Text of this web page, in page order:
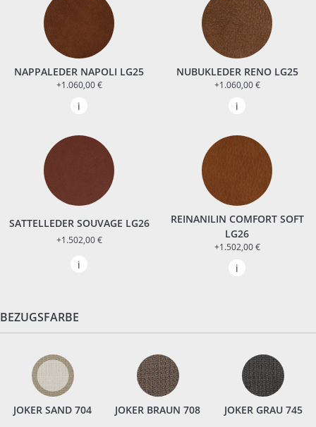
NAPPALEDER NAPOLI LG25
+1.060,00 €
NUBUKLEDER RENO LG25
+1.060,00 €
SATTELLEDER SOUVAGE LG26
+1.502,00 €
REINANILIN COMFORT SOFT
LG26
+1.502,00 €
BEZUGSFARBE
JOKER SAND 704 JOKER BRAUN 708 JOKER GRAU 745